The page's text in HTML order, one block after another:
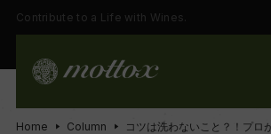
Contribute to a Life with Wines.
Home Column コツは洗わないこと？！プロ